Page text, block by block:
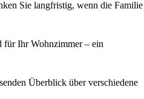
Sie langfristig, wenn die Familie
für Ihr Wohnzimmer – ein
Überblick über verschiedene